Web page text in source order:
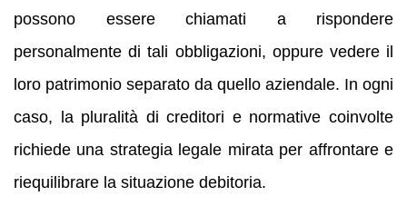
possono essere chiamati a rispondere
personalmente di tali obbligazioni, oppure vedere il
loro patrimonio separato da quello aziendale. In ogni
caso, la pluralità di creditori e normative coinvolte
richiede una strategia legale mirata per affrontare e
riequilibrare la situazione debitoria.